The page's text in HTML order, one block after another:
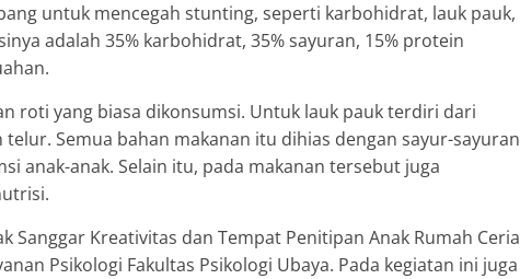
untuk mencegah stunting, seperti karbohidrat, lauk pauk,
adalah 35% karbohidrat, 35% sayuran, 15% protein
roti yang biasa dikonsumsi. Untuk lauk pauk terdiri dari
Semua bahan makanan itu dihias dengan sayur-sayuran
anak-anak. Selain itu, pada makanan tersebut juga
Sanggar Kreativitas dan Tempat Penitipan Anak Rumah Ceria
Psikologi Fakultas Psikologi Ubaya. Pada kegiatan ini juga